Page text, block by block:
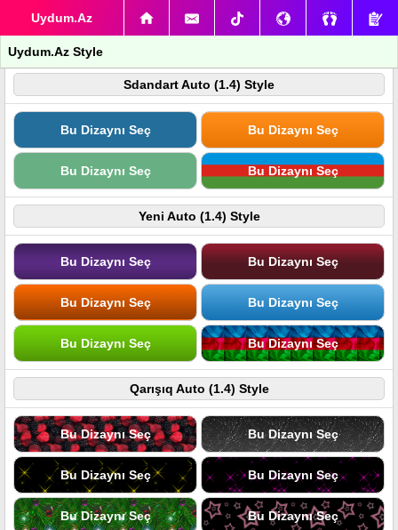
Uydum.Az
Uydum.Az Style
Sdandart Auto (1.4) Style
Bu Dizaynı Seç Bu Dizaynı Seç
Bu Dizaynı Seç Bu Dizaynı Seç
Yeni Auto (1.4) Style
Bu Dizaynı Seç Bu Dizaynı Seç
Bu Dizaynı Seç Bu Dizaynı Seç
Bu Dizaynı Seç Bu Dizaynı Seç
Qarışıq Auto (1.4) Style
Bu Dizaynı Seç Bu Dizaynı Seç
Bu Dizaynı Seç Bu Dizaynı Seç
Bu Dizaynı Seç Bu Dizaynı Seç